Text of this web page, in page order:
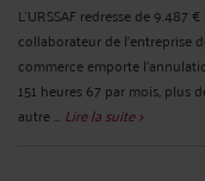
L'URSSAF redresse de
collaborateur de l'entreprise
commerce emporte
151 heures 67 par mois, plus
autre ... Lire la suite >